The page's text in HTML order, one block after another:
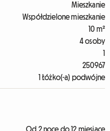
Mieszkanie
Współdzielone mieszkanie
10 m²
4 osoby
1
250967
1 Łóżko(-a) podwójne
Od 2 noce do 12 miesiące